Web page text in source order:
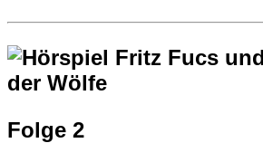
Folge 2